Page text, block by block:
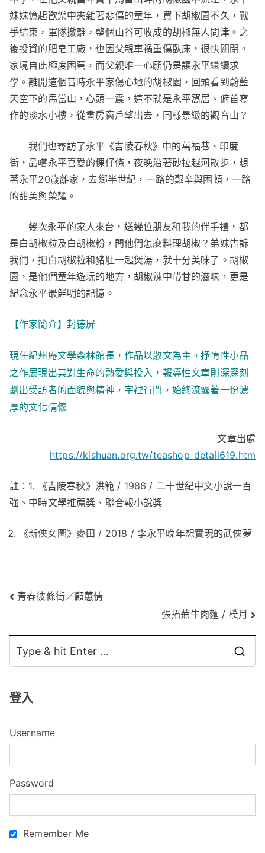
妹妹憶起歡樂中夾雜著悲傷的童年，買下胡椒園不久，戰
爭結束，軍隊撤離，整個山谷可收成的胡椒無人問津。之
後投資的肥皂工廠，也因父親車禍重傷臥床，很快關閉。
家境自此極度困窘，而父親唯一心願仍是讓永平繼續求
學。離開這個昔時永平家傷心地的胡椒園，回頭看到蔚藍
天空下的馬當山，心頭一震，這不就是永平窩居、俯首寫
作的淡水小樓，從書房窗戶望出去，同樣景緻的觀音山？
我們也尋訪了永平《吉陵春秋》中的萬福巷、印度
街，品嚐永平喜愛的粿仔條，夜晚沿著砂拉越河散步，想
著永平20歲離家，去鄉半世紀，一路的艱辛與困頓，一路
的甜美與榮耀。
幾次永平的家人來台，送幾位朋友和我的伴手禮，都
是白胡椒粒及白胡椒粉，問他們怎麼料理胡椒？弟妹告訴
我們，把白胡椒粒和豬肚一起煲湯，就十分美味了。胡椒
園，是他們童年遊玩的地方，胡椒辣中帶甘的滋味，更是
紀念永平最鮮明的記憶。
【作家簡介】封德屏
現任紀州庵文學森林館長，作品以散文為主。抒情性小品
之作展現出其對生命的熱愛與投入，報導性文章則深深刻
劃出受訪者的面貌與精神，字裡行間，始終流露著一份濃
厚的文化情懷
文章出處
https://kishuan.org.tw/teashop_detail619.htm
註：1. 《吉陵春秋》洪範 / 1986 / 二十世紀中文小說一百
強、中時文學推薦獎、聯合報小說獎
《新俠女圖》麥田 / 2018 / 李永平晚年想實現的武俠夢
文
導
覽
青春彼條街／顧蕙倩
張拓蕪牛肉麵 / 樸月
h
r
登入
Username
Password
Remember Me